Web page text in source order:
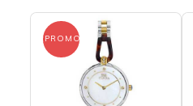
PROMO !